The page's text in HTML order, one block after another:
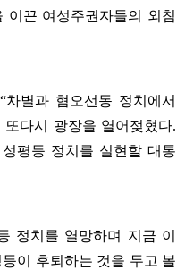
이끈 여성주권자들의 외침
“차별과 혐오선동 정치에서
다시 광장을 열어젖혔다.
평등 정치를 실현할 대통
정치를 열망하며 지금 이
이 후퇴하는 것을 두고 볼